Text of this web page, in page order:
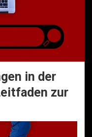
in der
zur